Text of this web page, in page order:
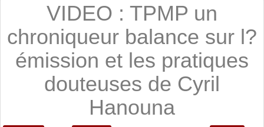
VIDEO : TPMP un
chroniqueur balance sur l?
émission et les pratiques
douteuses de Cyril
Hanouna